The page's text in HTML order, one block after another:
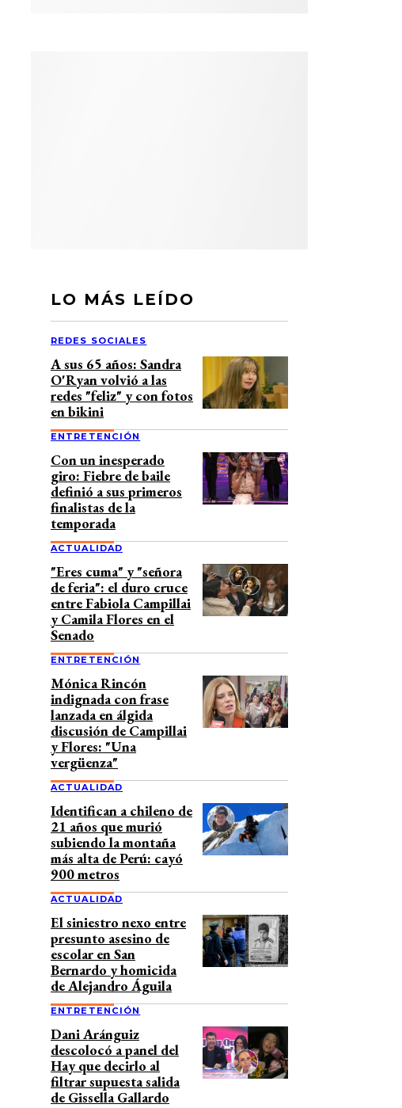
LO MÁS LEÍDO
REDES SOCIALES
A sus 65 años: Sandra
O'Ryan volvió a las
redes "feliz" y con fotos
en bikini
ENTRETENCIÓN
Con un inesperado
giro: Fiebre de baile
definió a sus primeros
finalistas de la
temporada
ACTUALIDAD
"Eres cuma" y "señora
de feria": el duro cruce
entre Fabiola Campillai
y Camila Flores en el
Senado
ENTRETENCIÓN
Mónica Rincón
indignada con frase
lanzada en álgida
discusión de Campillai
y Flores: "Una
vergüenza"
ACTUALIDAD
Identifican a chileno de
21 años que murió
subiendo la montaña
más alta de Perú: cayó
900 metros
ACTUALIDAD
El siniestro nexo entre
presunto asesino de
escolar en San
Bernardo y homicida
de Alejandro Águila
ENTRETENCIÓN
Dani Aránguiz
descolocó a panel del
Hay que decirlo al
filtrar supuesta salida
de Gissella Gallardo